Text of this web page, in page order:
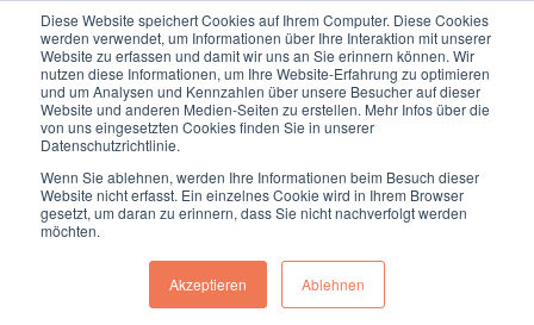
Diese Website speichert Cookies auf Ihrem Computer. Diese Cookies
werden verwendet, um Informationen über Ihre Interaktion mit unserer
Website zu erfassen und damit wir uns an Sie erinnern können. Wir
nutzen diese Informationen, um Ihre Website-Erfahrung zu optimieren
und um Analysen und Kennzahlen über unsere Besucher auf dieser
Website und anderen Medien-Seiten zu erstellen. Mehr Infos über die
von uns eingesetzten Cookies finden Sie in unserer
Datenschutzrichtlinie.
Wenn Sie ablehnen, werden Ihre Informationen beim Besuch dieser
Website nicht erfasst. Ein einzelnes Cookie wird in Ihrem Browser
gesetzt, um daran zu erinnern, dass Sie nicht nachverfolgt werden
möchten.
Akzeptieren Ablehnen
Termin online buchen Anrufen